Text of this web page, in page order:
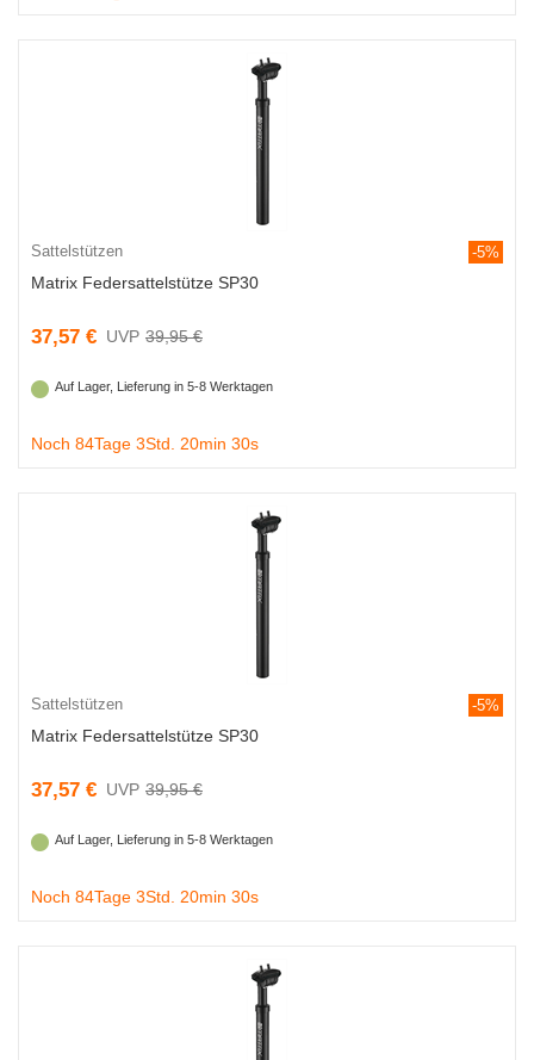
Sattelstützen -5%
Matrix Federsattelstütze SP30
37,57 € 39,95 €
Auf Lager, Lieferung in 5-8 Werktagen
Noch 84Tage 3Std. 20min 29s
Sattelstützen -5%
Matrix Federsattelstütze SP30
37,57 € 39,95 €
Auf Lager, Lieferung in 5-8 Werktagen
Noch 84Tage 3Std. 20min 29s